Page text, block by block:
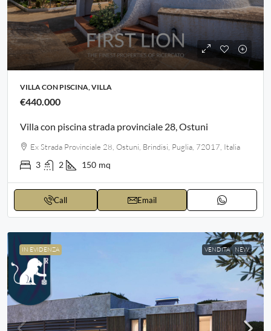
VILLA CON PISCINA, VILLA
€440.000
Villa con piscina strada provinciale 28, Ostuni
Ex Strada Provinciale 28, Ostuni, Brindisi, Puglia, 72017, Italia
3 2 150 mq
Call Email
IN EVIDENZA VENDITA NEW